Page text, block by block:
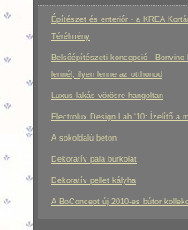
Építészet és enteriőr - a KREA
Térélmény
Belsőépítészeti koncepció -
lennél, ilyen lenne az otthonod
Luxus lakás vörösre hangoltan
Electrolux Design Lab ‘10: Ízelítő a
A sokoldalú beton
Dekoratív pala burkolat
Dekoratív pellet kályha
A BoConcept új 2010-es bútor